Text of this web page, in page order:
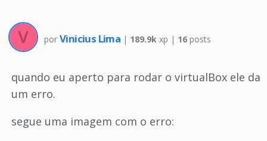
por Vinicius Lima | 189.9k xp | 16posts
quando eu aperto para rodar o virtualBox ele da
um erro.
segue uma imagem com o erro: